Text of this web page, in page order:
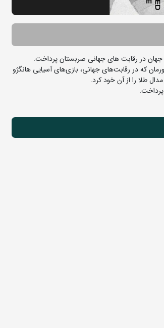
جهان در رقابت های جهانی صربستان پرداخت.
که در رقابت‌های جهانی، بازی‌های آسیایی هانگژو